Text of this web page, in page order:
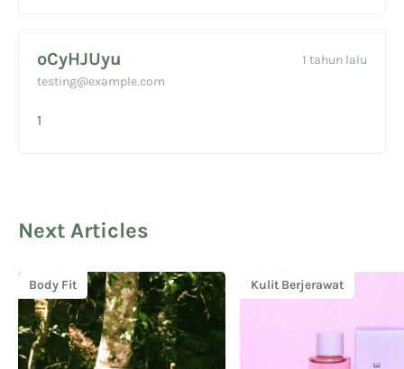
oCyHJUyu
testing@example.com
1 tahun lalu
1
Next Articles
Body Fit Kulit Berjerawat